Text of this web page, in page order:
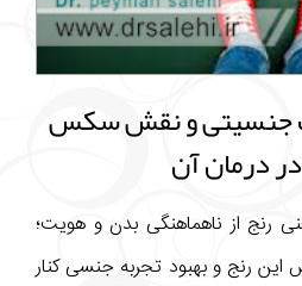
جنسیتی و نقش سکس
درمان آن
رنج از ناهماهنگی بدن و هویت؛
رنج و بهبود تجربه جنسی کنار